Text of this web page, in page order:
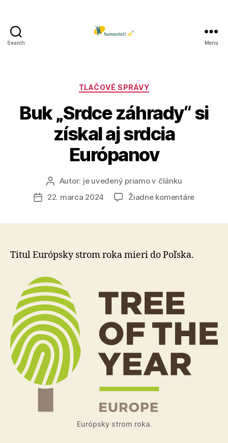
Search Menu
Kategórie
TLAČOVÉ SPRÁVY
Buk „Srdce záhrady“ si
získal aj srdcia
Európanov
Autor
článku
Autor: je uvedený priamo v článku
Dátum
22. marca 2024 Žiadne komentárena
Titul Európsky strom roka mieri do Poľska.
Európsky strom roka.